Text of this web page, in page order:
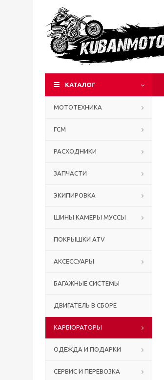
КАТАЛОГ
МОТОТЕХНИКА
ГСМ
РАСХОДНИКИ
ЗАПЧАСТИ
ЭКИПИРОВКА
ШИНЫ КАМЕРЫ МУССЫ
ПОКРЫШКИ ATV
АКСЕССУАРЫ
БАГАЖНЫЕ СИСТЕМЫ
ДВИГАТЕЛЬ В СБОРЕ
КАРБЮРАТОРЫ
ОДЕЖДА И ПОДАРКИ
СЕРВИС И ПЕРЕВОЗКА